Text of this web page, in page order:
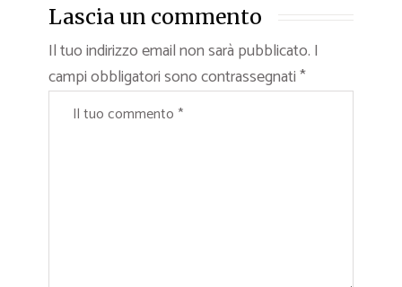
Lascia un commento
Il tuo indirizzo email non sarà pubblicato. I
campi obbligatori sono contrassegnati*